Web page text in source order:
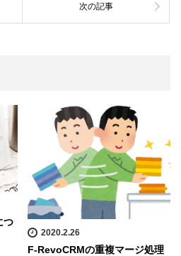
次の記事
つ
2020.2.26
F-RevoCRMの重複マージ処理